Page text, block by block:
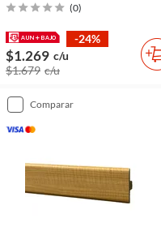
(0)
-24%
$1.269 c/u
$1.679 c/u
comparar